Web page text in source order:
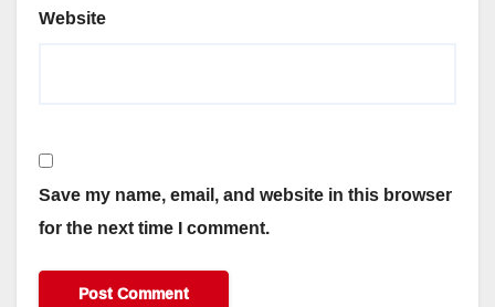
Website
Save my name, email, and website in this browser
for the next time I comment.